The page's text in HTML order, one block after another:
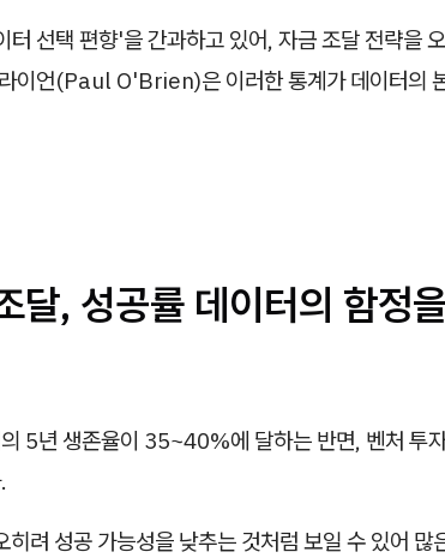
선택 편향'을 간과하고 있어, 자금 조달 전략을
이언(Paul O'Brien)은 이러한 통계가 데이터의
달, 성공률 데이터의 함정
5년 생존율이 35~40%에 달하는 반면, 벤처 투
려 성공 가능성을 낮추는 것처럼 보일 수 있어 많